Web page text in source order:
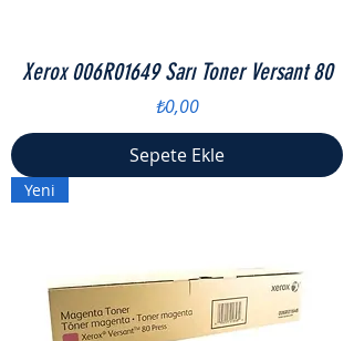
Xerox 006R01649 Sarı Toner Versant 80
Fiyat
₺0,00
Sepete Ekle
Yeni